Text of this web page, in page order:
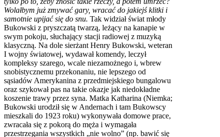
Wolałbym już zmywać gary, wracać do jakiejś klitki i
samotnie upijać się do snu. Tak widział świat młody
Bukowski z pryszczatą twarzą, leżący na kanapie w
swym pokoju, słuchający stacji radiowej z muzyką
klasyczną. Na dole sierżant Henry Bukowski, weteran
I wojny światowej, wydawał komendy, leczył
kompleksy szarego, wcale niezamożnego i, wbrew
snobistycznemu przekonaniu, nie lepszego od
sąsiadów Amerykanina z przedmiejskiego bungalowu
oraz szykował pas na takie okazje jak niedokładne
koszenie trawy przez syna. Matka Katharina (Niemka;
Bukowski urodził się w Andernach i tam Bukowscy
mieszkali do 1923 roku) wykonywała domowe prace,
zwracała się z pokorą do męża i wymagała
przestrzegania wszystkich „nie wolno” (np. bawić się